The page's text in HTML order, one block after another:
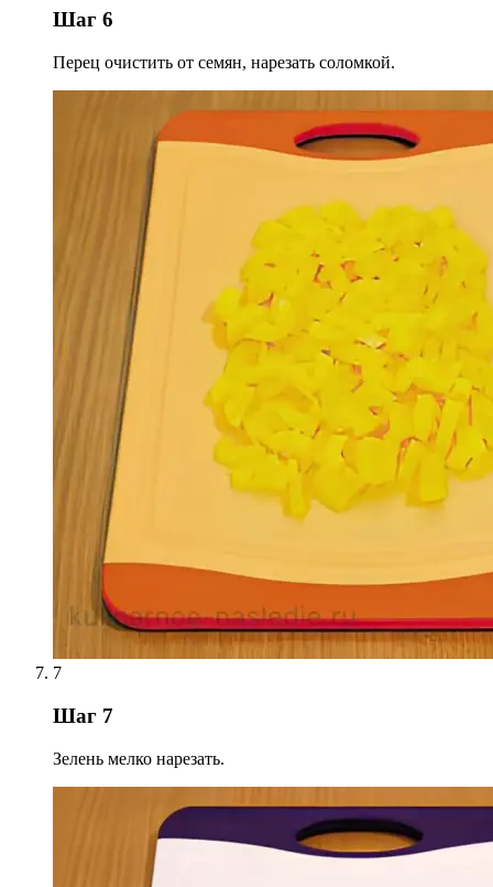
Шаг 6
Перец очистить от семян, нарезать соломкой.
7
Шаг 7
Зелень мелко нарезать.